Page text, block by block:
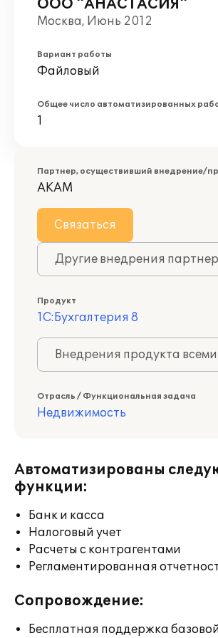
ООО "АНАСТАСИЯ"
Москва, Июнь 2012
Вариант работы
Файловый
Общее число автоматизированных
1
Партнер, осуществивший внедрение/
АКАМ
Связаться
Другие внедрения
Продукт
1С:Бухгалтерия 8
Внедрения продукта
Отрасль / Функциональная задача
Недвижимость
Автоматизированы
функции:
Банк и касса
Налоговый учет
Расчеты с контрагентами
Регламентированная
Сопровождение:
Бесплатная поддержка